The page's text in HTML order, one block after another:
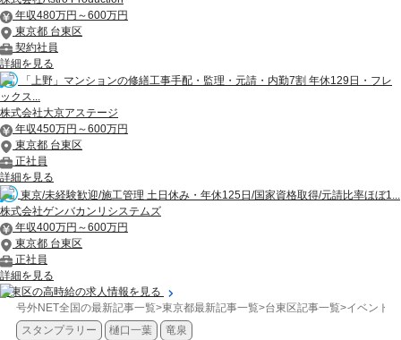
年収480万円～600万円
東京都 台東区
契約社員
詳細を見る
「上野」マンションの修繕工事手配・監理・元請・内勤7割 年休129日・フレ
ックス...
株式会社大京アステージ
年収450万円～600万円
東京都 台東区
正社員
詳細を見る
東京/未経験歓迎/施工管理 土日休み・年休125日/国家資格取得/元請比率ほぼ1...
株式会社ゲンバカンリシステムズ
年収400万円～600万円
東京都 台東区
正社員
詳細を見る
台東区の高時給の求人情報を見る
号外NET全国の最新記事一覧>東京都最新記事一覧>台東区記事一覧>イベント
スタンプラリー
樋口一葉 竜泉